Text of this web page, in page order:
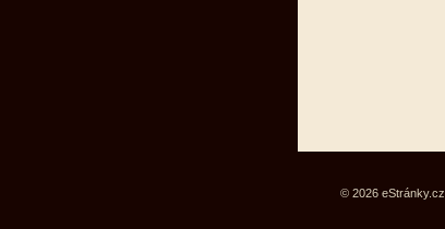
© 2026 eStránky.cz